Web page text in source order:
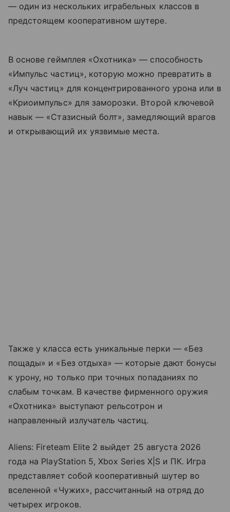
— один из нескольких играбельных классов в
предстоящем кооперативном шутере.
В основе геймплея «Охотника» — способность
«Импульс частиц», которую можно превратить в
«Луч частиц» для концентрированного урона или в
«Криоимпульс» для заморозки. Второй ключевой
навык — «Стазисный болт», замедляющий врагов
и открывающий их уязвимые места.
Также у класса есть уникальные перки — «Без
пощады» и «Без отдыха» — которые дают бонусы
к урону, но только при точных попаданиях по
слабым точкам. В качестве фирменного оружия
«Охотника» выступают рельсотрон и
направленный излучатель частиц.
Aliens: Fireteam Elite 2 выйдет 25 августа 2026
года на PlayStation 5, Xbox Series X|S и ПК. Игра
представляет собой кооперативный шутер во
вселенной «Чужих», рассчитанный на отряд до
четырех игроков.